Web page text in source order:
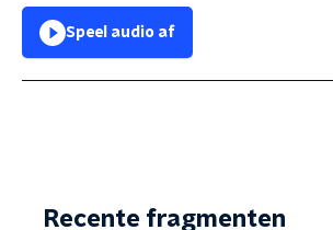
Speel audio af
Recente fragmenten